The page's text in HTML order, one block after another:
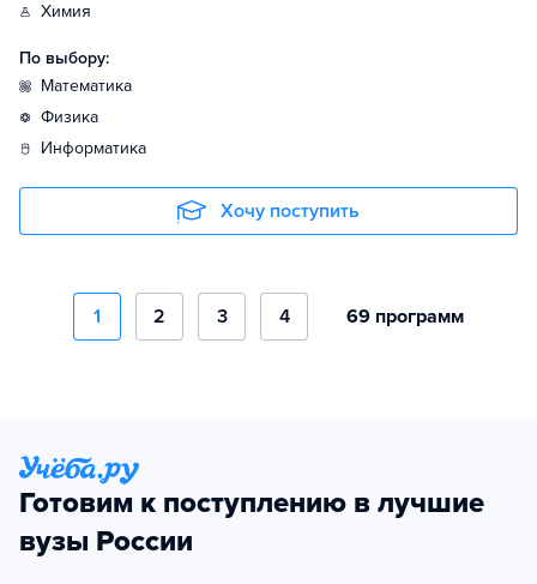
химия
По выбору:
математика
физика
информатика
Хочу поступить
1 2 3 4 69 программ
Готовим к поступлению в лучшие
вузы России